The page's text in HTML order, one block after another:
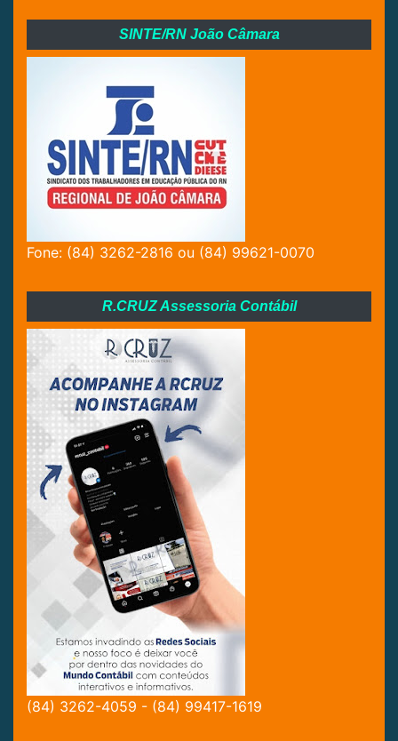
SINTE/RN João Câmara
Fone: (84) 3262-2816 ou (84) 99621-0070
R.CRUZ Assessoria Contábil
(84) 3262-4059 - (84) 99417-1619